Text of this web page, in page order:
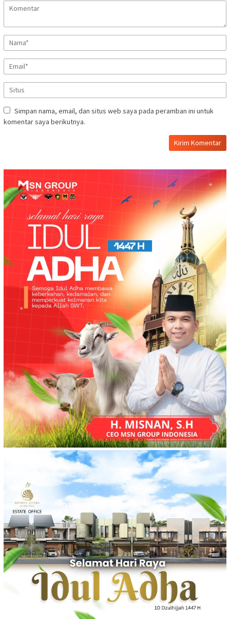
Simpan nama, email, dan situs web saya pada peramban ini untuk
komentar saya berikutnya.